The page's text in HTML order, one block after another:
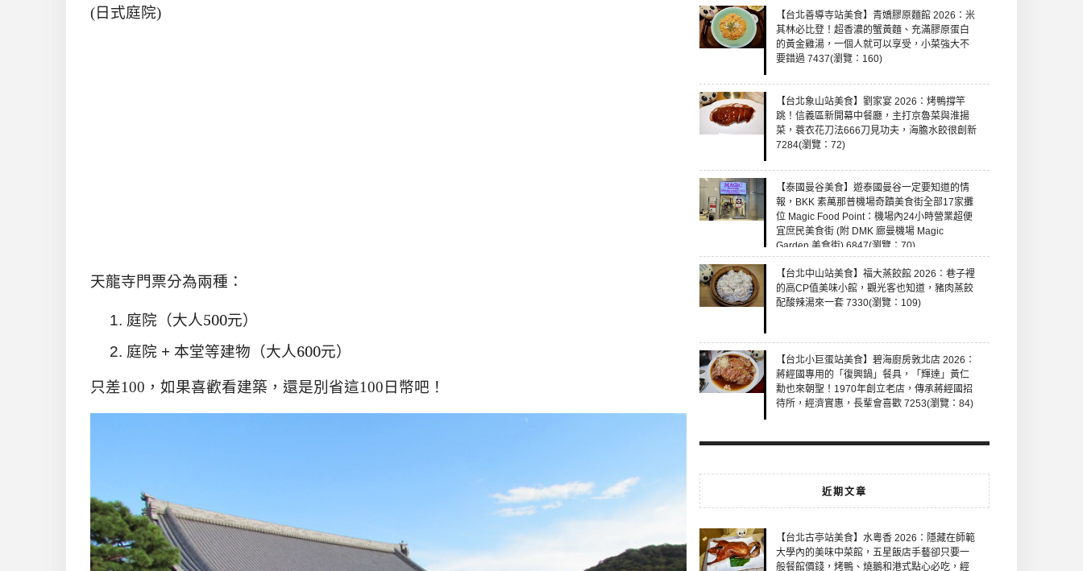
(日式庭院)
天龍寺門票分為兩種：
庭院 （大人500元）
庭院 + 本堂等建物 （大人600元）
只差100 ，如果喜歡看建築 ，還是別省這100 日幣吧！
【台北善導寺站美食】青嬌膠原麵館 2026：米
其林必比登！超香濃的蟹黃麵、充滿膠原蛋白
的黃金雞湯，一個人就可以享受，小菜強大不
要錯過 7437(瀏覽：160)
【台北象山站美食】劉家宴 2026：烤鴨撐竿
跳！信義區新開幕中餐廳，主打京魯菜與淮揚
菜，蓑衣花刀法666刀見功夫，海膽水餃很創新
7284(瀏覽：72)
【泰國曼谷美食】遊泰國曼谷一定要知道的情
報，BKK 素萬那普機場奇蹟美食街全部17家攤
位 Magic Food Point：機場內24小時營業超便
宜庶民美食街 (附 DMK 廊曼機場 Magic
Garden 美食街) 6847(瀏覽：70)
【台北中山站美食】福大蒸餃館 2026：巷子裡
的高CP值美味小館，觀光客也知道，豬肉蒸餃
配酸辣湯來一套 7330(瀏覽：109)
【台北小巨蛋站美食】碧海廚房敦北店 2026：
蔣經國專用的「復興鍋」餐具，「輝達」黃仁
勳也來朝聖！1970年創立老店，傳承蔣經國招
待所，經濟實惠，長輩會喜歡 7253(瀏覽：84)
近期文章
【台北古亭站美食】水粵香 2026：隱藏在師範
大學內的美味中菜館，五星飯店手藝卻只要一
般餐館價錢，烤鴨、燒鵝和港式點心必吃，經